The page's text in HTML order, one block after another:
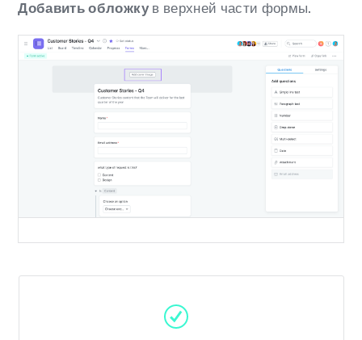
Добавить обложкув верхней части формы.